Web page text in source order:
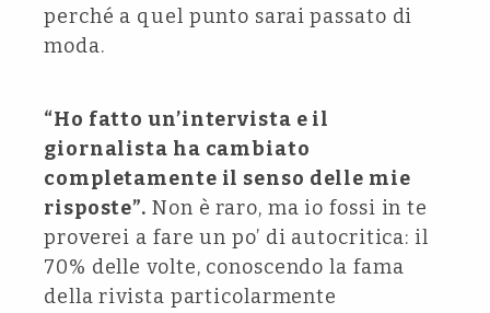
perché a quel punto sarai passato di
moda.
“Ho fatto un’intervista e il
giornalista ha cambiato
completamente il senso delle mie
risposte”. Non è raro, ma io fossi in te
proverei a fare un po’ di autocritica: il
70% delle volte, conoscendo la fama
della rivista particolarmente